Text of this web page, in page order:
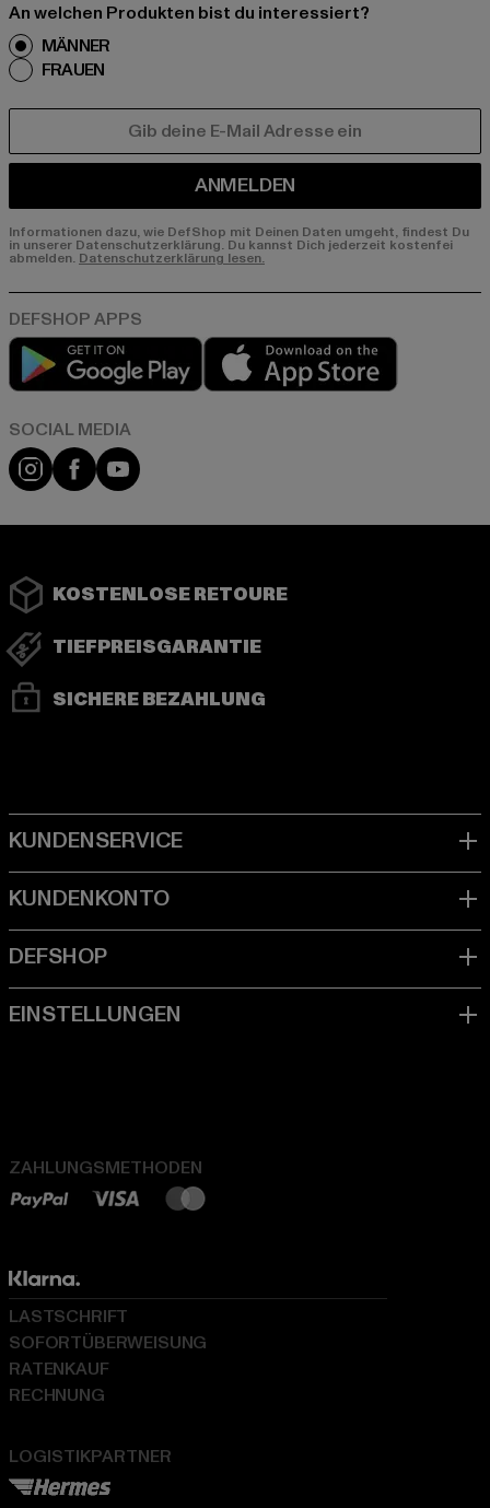
An welchen Produkten bist du interessiert?
MÄNNER
FRAUEN
ANMELDEN
Informationen dazu, wie DefShop mit Deinen Daten umgeht, findest Du
in unserer Datenschutzerklärung. Du kannst Dich jederzeit kostenfei
abmelden. Datenschutzerklärung lesen.
Play market
Instagram
FacebookYouTube
KOSTENLOSE RETOURE
TIEFPREISGARANTIE
SICHERE BEZAHLUNG
ZAHLUNGSMETHODEN
LOGISTIKPARTNER
LASTSCHRIFT
SOFORTÜBERWEISUNG
RATENKAUF
RECHNUNG